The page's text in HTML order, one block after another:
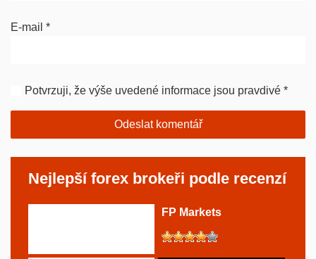
E-mail *
Potvrzuji, že výše uvedené informace jsou pravdivé *
Nejlepší forex brokeři podle recenzí
FP Markets